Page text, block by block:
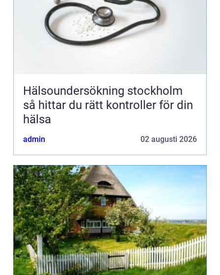
Hälsoundersökning stockholm
så hittar du rätt kontroller för din
hälsa
admin 02 augusti 2026